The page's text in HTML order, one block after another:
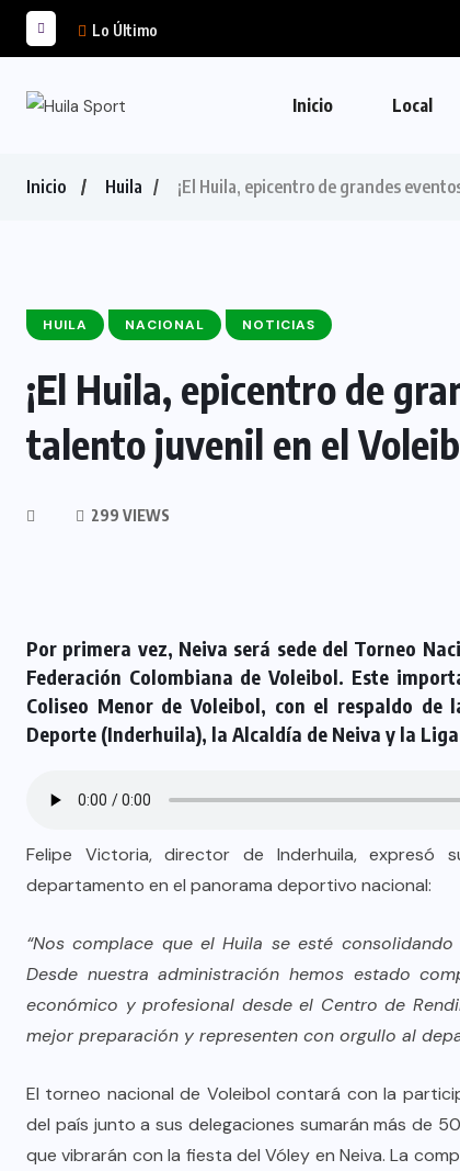
Lo Último
Inicio Local
Inicio Huila ¡El Huila, epicentro de grandes
HUILA NACIONAL NOTICIAS
¡El Huila, epicentro de
talento juvenil en el
299 VIEWS
Por primera vez, Neiva será sede del Torneo
Federación Colombiana de Voleibol. Este
Coliseo Menor de Voleibol, con el respaldo
Deporte (Inderhuila), la Alcaldía de Neiva y la
Felipe Victoria, director de Inderhuila, expresó
departamento en el panorama deportivo nacional:
“Nos complace que el Huila se esté
Desde nuestra administración hemos estado
económico y profesional desde el Centro de
mejor preparación y representen con orgullo al
El torneo nacional de Voleibol contará con la
del país junto a sus delegaciones sumarán más de
que vibrarán con la fiesta del Vóley en Neiva. La